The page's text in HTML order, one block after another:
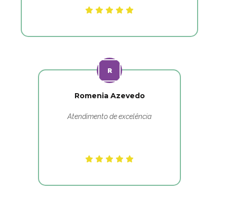
Romenia Azevedo
Atendimento de excelência